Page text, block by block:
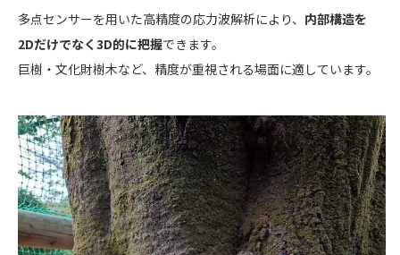
多点センサーを用いた高精度の応力波解析により、 内部構造を
2Dだけでなく3D的に把握できます。
巨樹・文化財樹木など、精度が重視される場面に適しています。